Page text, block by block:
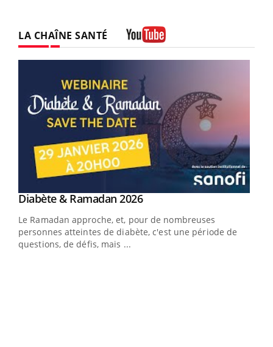
LA CHAÎNE SANTÉ
Youtube
Diabète & Ramadan 2026Youtube
Le Ramadan approche, et, pour de nombreuses
personnes atteintes de diabète, c'est une période de
questions, de défis, mais ...